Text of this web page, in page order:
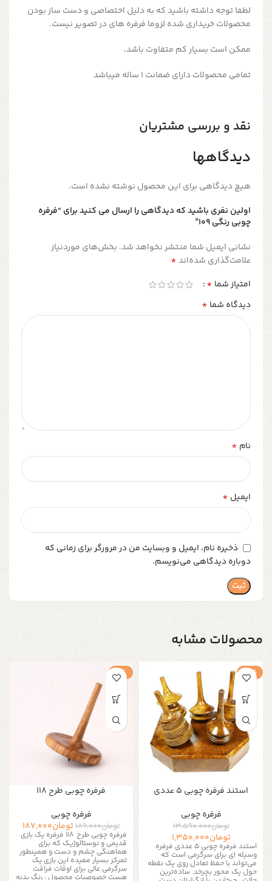
لطفا توجه داشته باشید که به دلیل اختصاصی و دست ساز بودن
محصولات خریداری شده لزوما فرفره های در تصویر نیست.
ممکن است بسیار کم متفاوت باشد،
تمامی محصولات دارای ضمانت ۱ ساله میباشد
نقد و بررسی مشتریان
دیدگاهها
هیچ دیدگاهی برای این محصول نوشته نشده است.
اولین نفری باشید که دیدگاهی را ارسال می کنید برای “فرفره
چوبی رنگی ۱۰۹”
نشانی ایمیل شما منتشر نخواهد شد. بخش‌های موردنیاز
علامت‌گذاری شده‌اند*
امتیاز شما *
دیدگاه شما *
نام *
ایمیل *
ذخیره نام، ایمیل و وبسایت من در مرورگر برای زمانی که
دوباره دیدگاهی می‌نویسم.
محصولات مشابه
-90%
استند فرفره چوبی 5 عددی
فرفره چوبی
تومان13,590,000
تومان1,350,000
استند فرفره چوبی 5 عددی فرفره
وسیله ای برای سرگرمی است که
می‌تواند با حفظ تعادل روی یک نقطه
حول یک محور بچرخد. ساده‌ترین
-1%
فرفره چوبی طرح 118
فرفره چوبی
تومان189,000تومان187,000
فرفره چوبی طرح 118 فرفره یک بازی
قدیمی و نوستالوژیک که برای
هماهنگی چشم و دست و همینطور
تمرکز بسیار مفیده این بازی یک
سرگرمی عالی برای اوقات فراقت
هست خصوصیات محصول : رنگ بدنه